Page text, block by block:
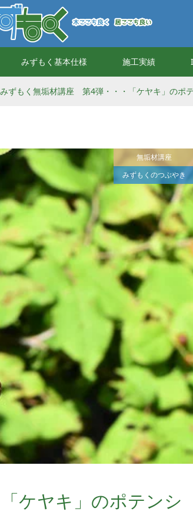
みずもく基本仕様 施工実績
みずもく無垢材講座 第4弾・・・「ケヤキ」のポ
無垢材講座
みずもくのつぶやき
ケヤキ」のポテンシ